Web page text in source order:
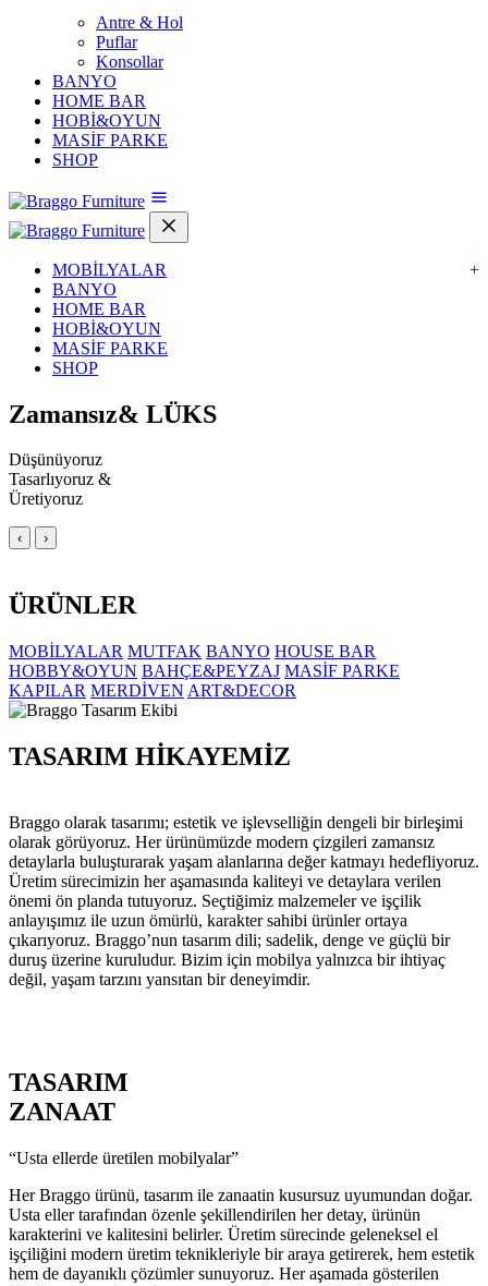
Antre & Hol
Puflar
Konsollar
BANYO
HOME BAR
HOBİ&OYUN
MASİF PARKE
SHOP
MOBİLYALAR
+
BANYO
HOME BAR
HOBİ&OYUN
MASİF PARKE
SHOP
Zamansız& LÜKS
Düşünüyoruz
Tasarlıyoruz &
Üretiyoruz
‹ ›
ÜRÜNLER
MOBİLYALAR MUTFAK BANYO HOUSE BAR
HOBBY&OYUN BAHÇE&PEYZAJ MASİF PARKE
KAPILAR MERDİVEN ART&DECOR
TASARIM HİKAYEMİZ
Braggo olarak tasarımı; estetik ve işlevselliğin dengeli bir birleşimi
olarak görüyoruz. Her ürünümüzde modern çizgileri zamansız
detaylarla buluşturarak yaşam alanlarına değer katmayı hedefliyoruz.
Üretim sürecimizin her aşamasında kaliteyi ve detaylara verilen
önemi ön planda tutuyoruz. Seçtiğimiz malzemeler ve işçilik
anlayışımız ile uzun ömürlü, karakter sahibi ürünler ortaya
çıkarıyoruz. Braggo’nun tasarım dili; sadelik, denge ve güçlü bir
duruş üzerine kuruludur. Bizim için mobilya yalnızca bir ihtiyaç
değil, yaşam tarzını yansıtan bir deneyimdir.
TASARIM
ZANAAT
“Usta ellerde üretilen mobilyalar”
Her Braggo ürünü, tasarım ile zanaatin kusursuz uyumundan doğar.
Usta eller tarafından özenle şekillendirilen her detay, ürünün
karakterini ve kalitesini belirler. Üretim sürecinde geleneksel el
işçiliğini modern üretim teknikleriyle bir araya getirerek, hem estetik
hem de dayanıklı çözümler sunuyoruz. Her aşamada gösterilen